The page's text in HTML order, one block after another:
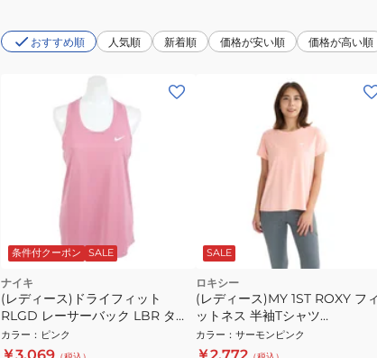
おすすめ順 人気順 新着順 価格が安い順 価格が高い順
条件付クーポン SALE
ナイキ
(レディース)ドライフィット
RLGD レーサーバック LBR タン
クトップ DX0707-645
カラー ： ピンク
SALE
ロキシー
(レディース)MY 1ST ROXY フィ
ットネス 半袖Tシャツ
25FWRST254536PEA
カラー ： サーモンピンク